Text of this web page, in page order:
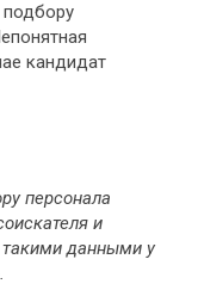
кандидат
персонала
и
данными у